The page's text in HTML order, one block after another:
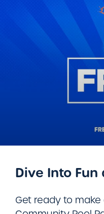
​Dive Into Fun
Get ready to